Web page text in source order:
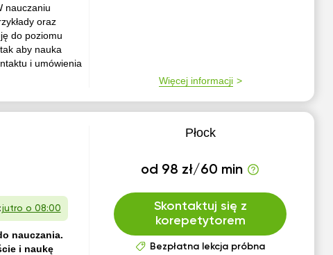
nauczaniu
oraz
do poziomu
aby nauka
i umówienia
Więcej informacji
jutro o 08:00
nauczania.
i naukę
Płock
od 98 zł/60 min
Skontaktuj się z
korepetytorem
Bezpłatna lekcja próbna